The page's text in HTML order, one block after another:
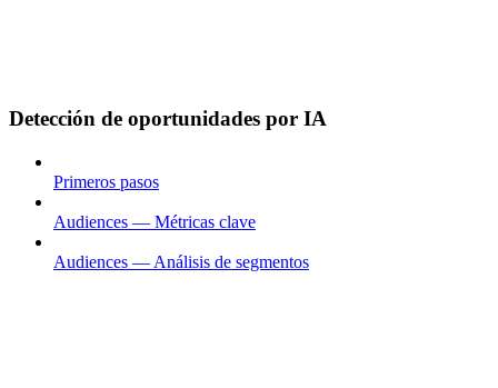
Detección de oportunidades por IA
Primeros pasos
Audiences — Métricas clave
Audiences — Análisis de segmentos